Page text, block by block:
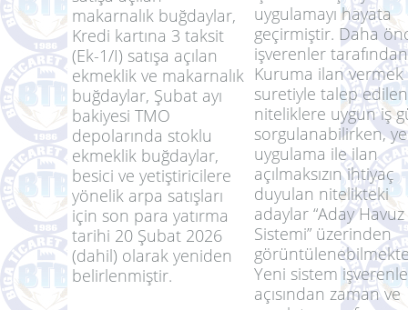
TMO depolarından
satışa açılan
makarnalık buğdaylar,
Kredi kartına 3 taksit
(Ek-1/I) satışa açılan
ekmeklik ve makarnalık
buğdaylar, Şubat ayı
bakiyesi TMO
depolarında stoklu
ekmeklik buğdaylar,
besici ve yetiştiricilere
yönelik arpa satışları
Bilindiği üzere,
İş Kurumu (İŞKUR),
personel arayan
işverenler için yeni
uygulamayı hayata
geçirmiştir. Daha
işverenler tarafından
Kuruma ilan vermek
suretiyle talep edilen
niteliklere uygun iş
sorgulanabilirken,
uygulama ile ilan
açılmaksızın ihtiyaç
duyulan nitelikteki
adaylar “Aday Havuz